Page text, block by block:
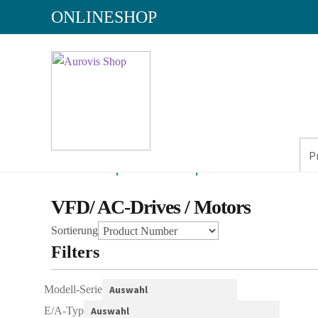
ONLINESHOP
VFD/ AC-Drives / Motors
Sortierung
Filters
Modell-Serie
E/A-Typ